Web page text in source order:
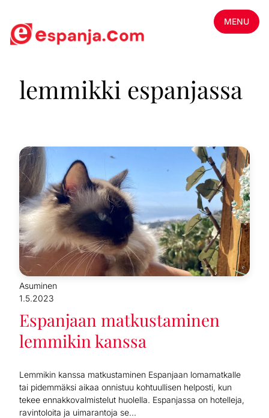
MENU
lemmikki espanjassa
Asuminen
1.5.2023
Espanjaan matkustaminen
lemmikin kanssa
Lemmikin kanssa matkustaminen Espanjaan lomamatkalle
tai pidemmäksi aikaa onnistuu kohtuullisen helposti, kun
tekee ennakkovalmistelut huolella. Espanjassa on hotelleja,
ravintoloita ja uimarantoja se...